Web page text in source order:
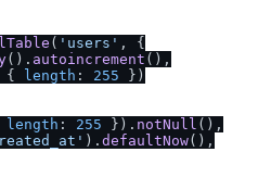
( 'users' , {
(). autoincrement (),
{ length : 255 })
length : 255 }). notNull (),
). defaultNow(),